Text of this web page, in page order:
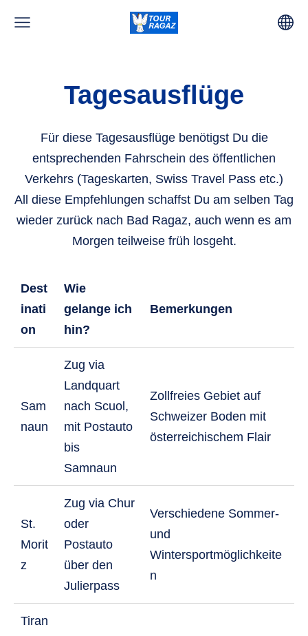
Tagesausflüge
Für diese Tagesausflüge benötigst Du die
entsprechenden Fahrschein des öffentlichen
Verkehrs (Tageskarten, Swiss Travel Pass etc.)
All diese Empfehlungen schaffst Du am selben Tag
wieder zurück nach Bad Ragaz, auch wenn es am
Morgen teilweise früh losgeht.
Dest
inati
on
Wie
gelange ich
hin?
Bemerkungen
Sam
naun
Zug via
Landquart
nach Scuol,
mit Postauto
bis
Samnaun
Zollfreies Gebiet auf
Schweizer Boden mit
österreichischem Flair
St.
Morit
z
Zug via Chur
oder
Postauto
über den
Julierpass
Verschiedene Sommer-
und
Wintersportmöglichkeite
n
Tiran